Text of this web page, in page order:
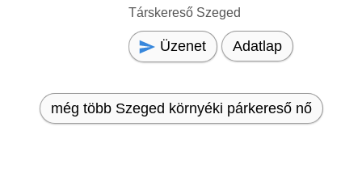
Társkereső Szeged
Üzenet Adatlap
még több Szeged környéki párkereső nő